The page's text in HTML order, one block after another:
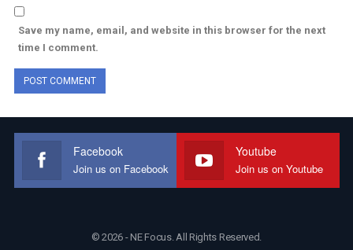
Save my name, email, and website in this browser for the next
time I comment.
Facebook
Join us on Facebook
Youtube
Join us on Youtube
© 2026 - NE Focus. All Rights Reserved.